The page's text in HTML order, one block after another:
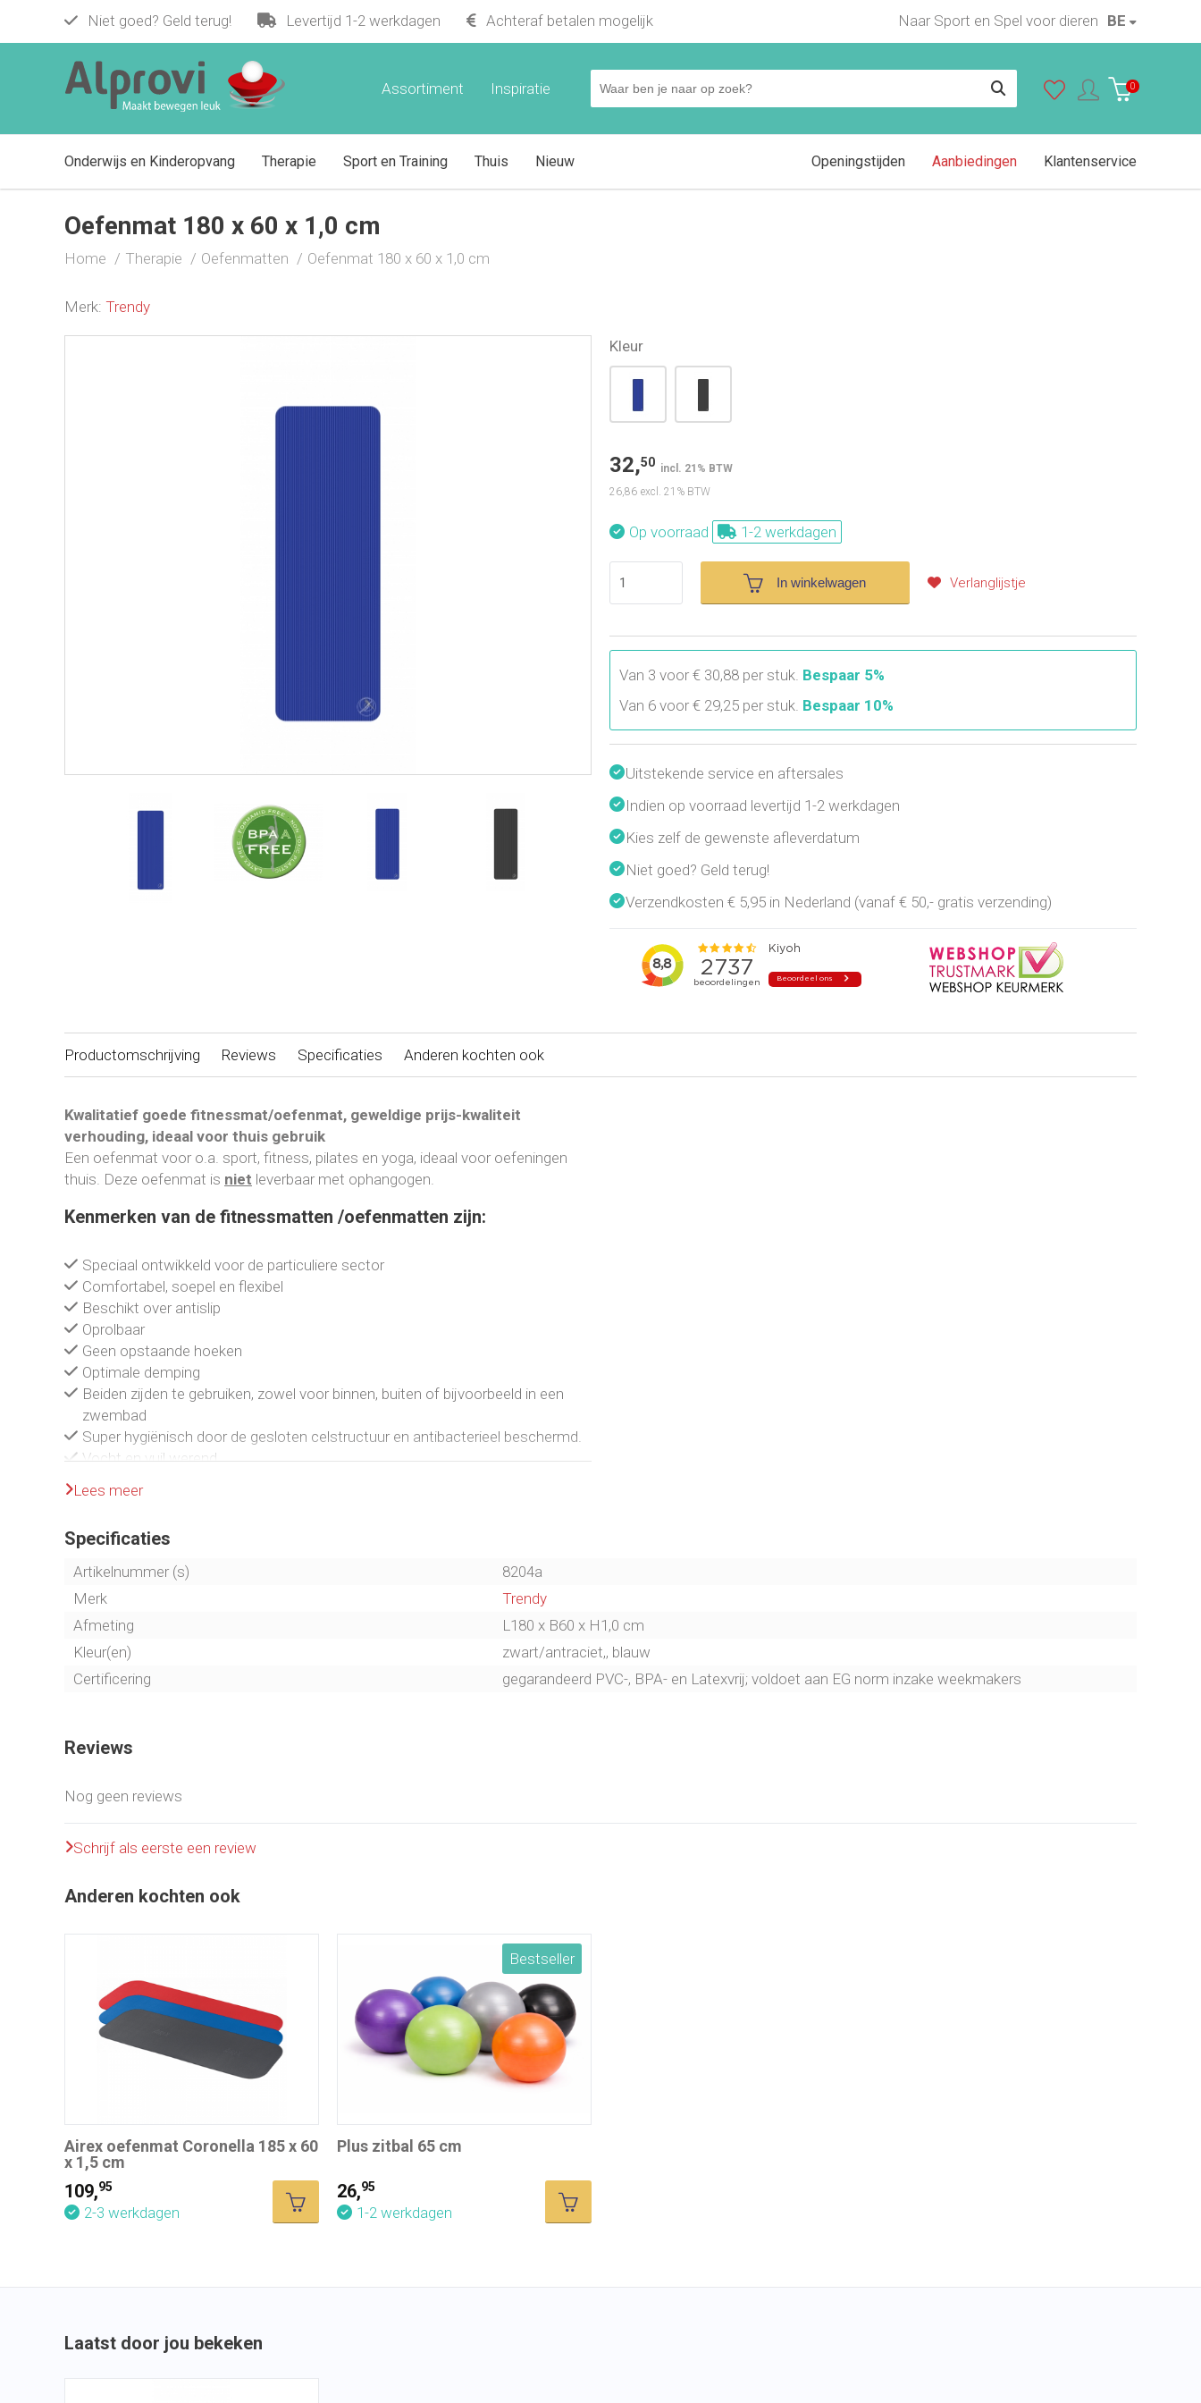
Niet goed? Geld terug! Levertijd 1-2 werkdagen Achteraf betalen mogelijk BE
Naar Sport en Spel voor dieren
0
Inspiratie
Assortiment
Onderwijs en Kinderopvang Therapie Sport en Training Thuis Nieuw Klantenservice
Aanbiedingen
Openingstijden
Oefenmat 180 x 60 x 1,0 cm
Home Therapie Oefenmatten Oefenmat 180 x 60 x 1,0 cm
Merk: Trendy
Kleur
32,50 incl. 21% BTW
26,86 excl. 21% BTW
Op voorraad 1-2 werkdagen
In winkelwagen Verlanglijstje
Van 3 voor € 30,88 per stuk. Bespaar 5%
Van 6 voor € 29,25 per stuk. Bespaar 10%
Uitstekende service en aftersales
Indien op voorraad levertijd 1-2 werkdagen
Kies zelf de gewenste afleverdatum
Niet goed? Geld terug!
Verzendkosten € 5,95 in Nederland (vanaf € 50,- gratis verzending)
Productomschrijving Reviews Specificaties Anderen kochten ook
Kwalitatief goede fitnessmat/oefenmat, geweldige prijs-kwaliteit
verhouding, ideaal voor thuis gebruik
Een oefenmat voor o.a. sport, fitness, pilates en yoga, ideaal voor oefeningen
thuis. Deze oefenmat is niet leverbaar met ophangogen.
Kenmerken van de fitnessmatten /oefenmatten zijn:
Speciaal ontwikkeld voor de particuliere sector
Comfortabel, soepel en flexibel
Beschikt over antislip
Oprolbaar
Geen opstaande hoeken
Optimale demping
Beiden zijden te gebruiken, zowel voor binnen, buiten of bijvoorbeeld in een
zwembad
Super hygiënisch door de gesloten celstructuur en antibacterieel beschermd.
Vocht en vuil werend
Lees meer
Specificaties
Artikelnummer (s)
8204a
Merk
Trendy
Afmeting
L180 x B60 x H1,0 cm
Kleur(en)
zwart/antraciet,, blauw
Certificering
gegarandeerd PVC-, BPA- en Latexvrij; voldoet aan EG norm inzake weekmakers
Reviews
Nog geen reviews
Schrijf als eerste een review
Anderen kochten ook
Airex oefenmat Coronella 185 x 60
x 1,5 cm
109,95
2-3 werkdagen
Bestseller
Plus zitbal 65 cm
26,95
1-2 werkdagen
Oefenmat 180 x 60 x 1,0 cm
€ 32,50
Laatst door jou bekeken